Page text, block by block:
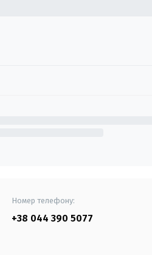
Номер телефону:
+38 044 390 5077